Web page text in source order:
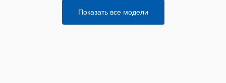
Показать все модели